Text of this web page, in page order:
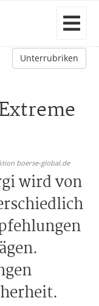
Unterrubriken
boerse-global.de
wird von